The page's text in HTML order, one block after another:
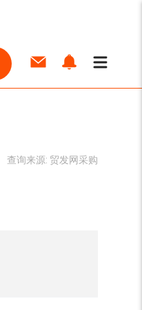
查询来源: 贸发网采购